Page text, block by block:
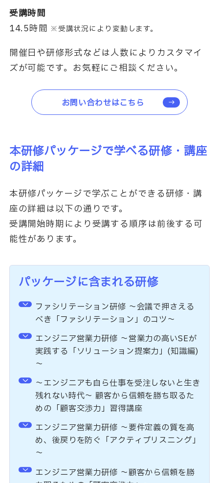
受講時間
14.5時間 ※受講状況により変動します。
開催日や研修形式などは人数によりカスタマイ
ズが可能です。お気軽にご相談ください。
お問い合わせはこちら
本研修パッケージで学べる研修・講座
の詳細
本研修パッケージで学ぶことができる研修・講
座の詳細は以下の通りです。
受講開始時期により受講する順序は前後する可
能性があります。
パッケージに含まれる研修
ファシリテーション研修 ～会議で押さえる
べき「ファシリテーション」のコツ～
エンジニア営業力研修 ～営業力の高いSEが
実践する「ソリューション提案力」(知識編)
～
～エンジニアも自ら仕事を受注しないと生き
残れない時代～ 顧客から信頼を勝ち取るた
めの「顧客交渉力」習得講座
エンジニア営業力研修 ～要件定義の質を高
め、後戻りを防ぐ「アクティブリスニング」
～
エンジニア営業力研修 ～顧客から信頼を勝